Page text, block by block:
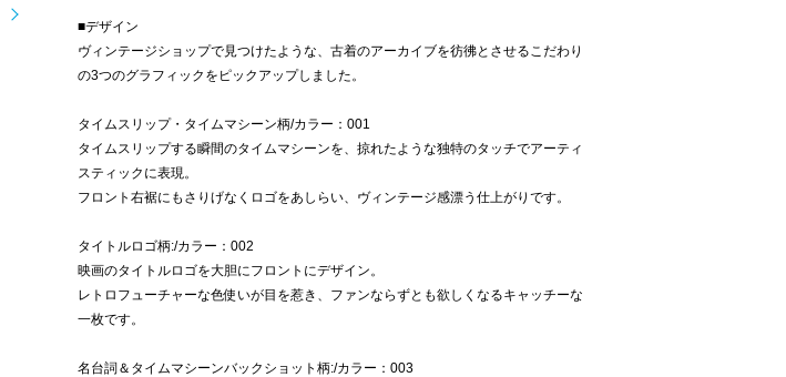
■デザイン
ヴィンテージショップで見つけたような、古着のアーカイブを彷彿とさせるこだわり
の3つのグラフィックをピックアップしました。
タイムスリップ・タイムマシーン柄/カラー：001
タイムスリップする瞬間のタイムマシーンを、掠れたような独特のタッチでアーティ
スティックに表現。
フロント右裾にもさりげなくロゴをあしらい、ヴィンテージ感漂う仕上がりです。
タイトルロゴ柄:/カラー：002
映画のタイトルロゴを大胆にフロントにデザイン。
レトロフューチャーな色使いが目を惹き、ファンならずとも欲しくなるキャッチーな
一枚です。
名台詞＆タイムマシーンバックショット柄:/カラー：003